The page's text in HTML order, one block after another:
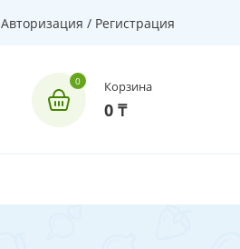
Авторизация / Регистрация
Корзина
0 ₸